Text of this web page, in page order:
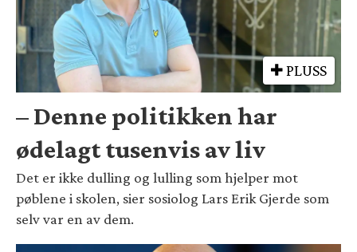
PLUSS
– Denne politikken har
ødelagt tusenvis av liv
Det er ikke dulling og lulling som hjelper mot
pøblene i skolen, sier sosiolog Lars Erik Gjerde som
selv var en av dem.